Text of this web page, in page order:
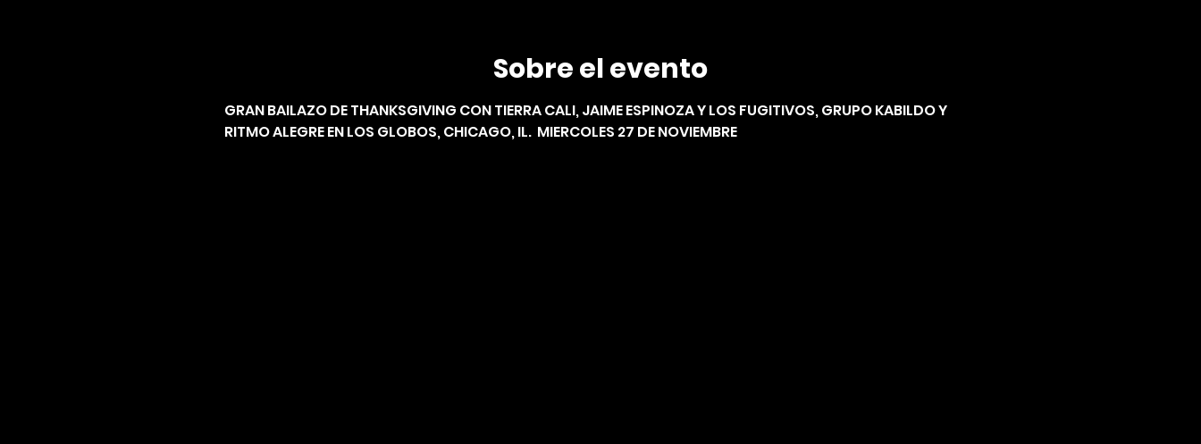
Sobre el evento
GRAN BAILAZO DE THANKSGIVING CON TIERRA CALI, JAIME ESPINOZA Y LOS FUGITIVOS, GRUPO KABILDO Y
RITMO ALEGRE EN LOS GLOBOS, CHICAGO, IL.  MIERCOLES 27 DE NOVIEMBRE